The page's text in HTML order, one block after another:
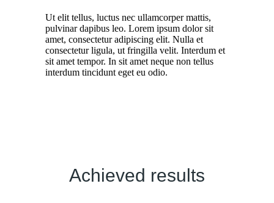
Ut elit tellus, luctus nec ullamcorper mattis,
pulvinar dapibus leo. Lorem ipsum dolor sit
amet, consectetur adipiscing elit. Nulla et
consectetur ligula, ut fringilla velit. Interdum et
sit amet tempor. In sit amet neque non tellus
interdum tincidunt eget eu odio.
Achieved results